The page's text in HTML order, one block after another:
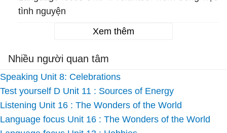
tình nguyện
Xem thêm
Nhiều người quan tâm
Speaking Unit 8: Celebrations
Test yourself D Unit 11 : Sources of Energy
Listening Unit 16 : The Wonders of the World
Language focus Unit 16 : The Wonders of the World